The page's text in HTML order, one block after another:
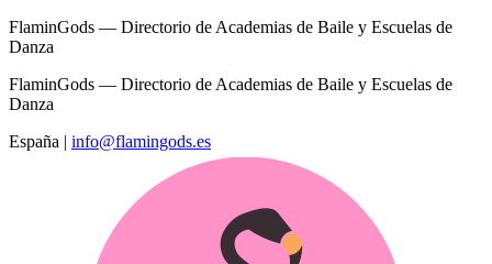
FlaminGods — Directorio de Academias de Baile y Escuelas de
Danza
FlaminGods — Directorio de Academias de Baile y Escuelas de
Danza
España | info@flamingods.es